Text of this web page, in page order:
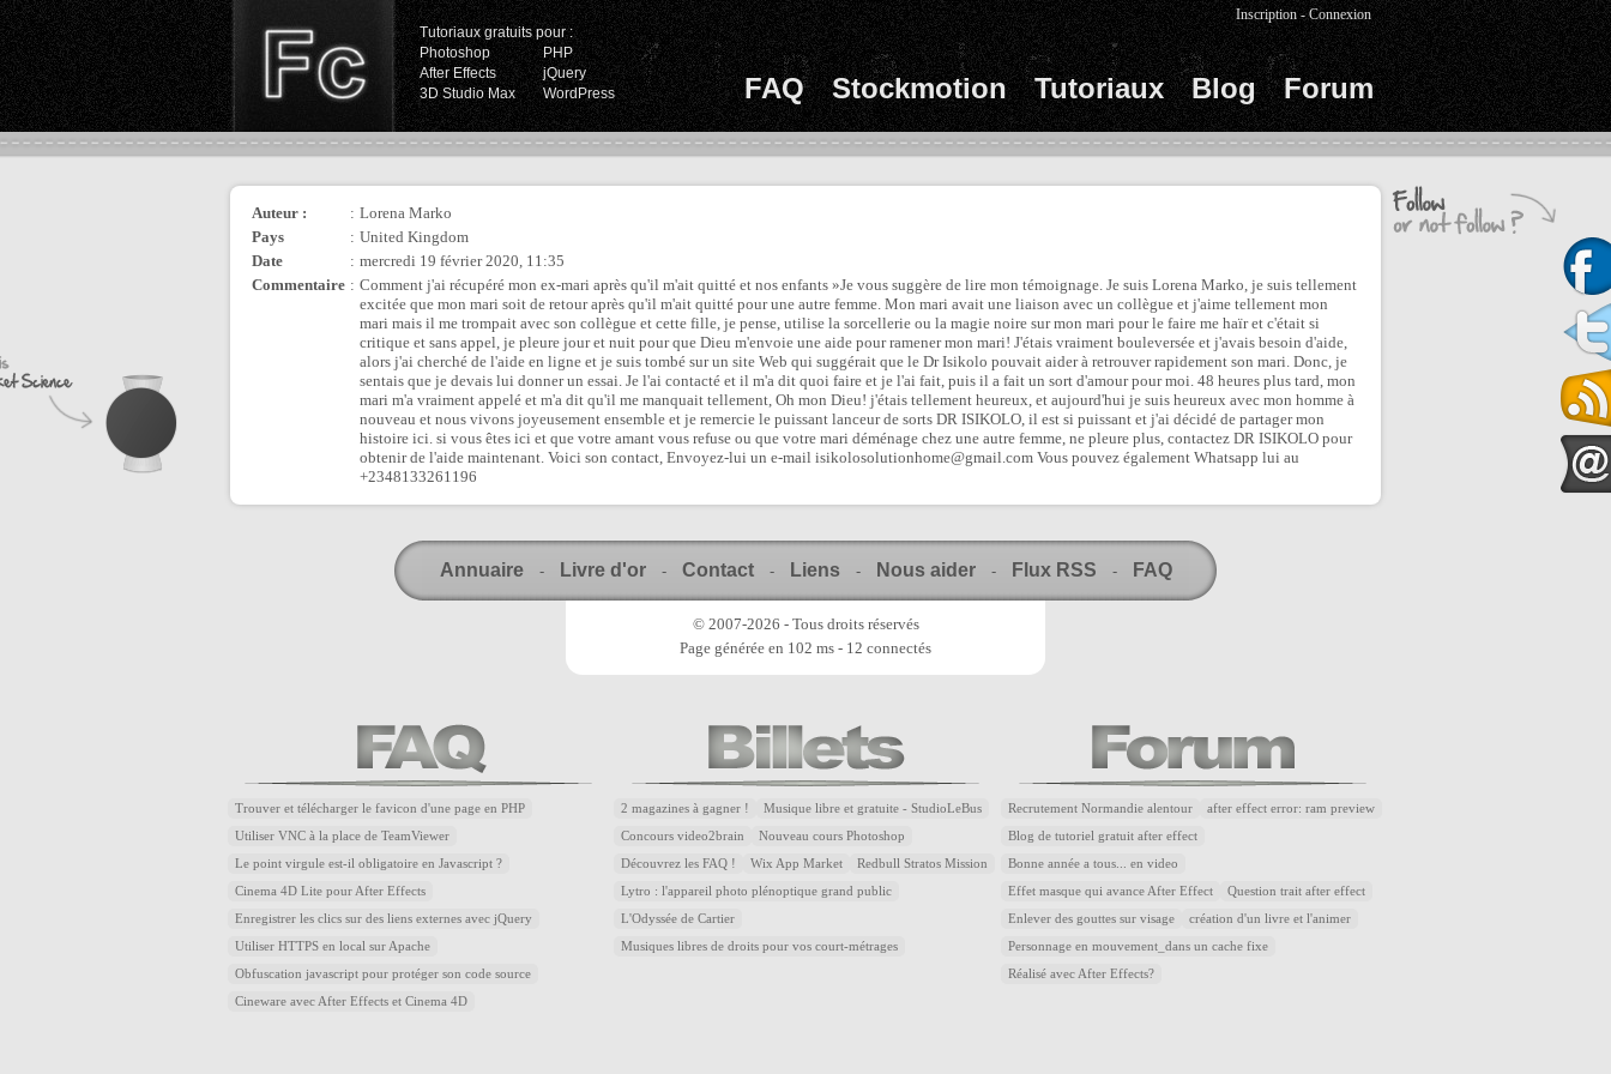
Tutoriaux gratuits pour :
Photoshop
PHP
After Effects
jQuery
3D Studio Max
WordPress FAQ Stockmotion Tutoriaux Blog Forum
Inscription -Connexion
Auteur : : Lorena Marko
Pays
: United Kingdom
Date
: mercredi 19 février 2020, 11:35
Commentaire : Comment j'ai récupéré mon ex-mari après qu'il m'ait quitté et nos enfants »Je vous suggère de lire mon témoignage. Je suis Lorena Marko, je suis tellement
excitée que mon mari soit de retour après qu'il m'ait quitté pour une autre femme. Mon mari avait une liaison avec un collègue et j'aime tellement mon
mari mais il me trompait avec son collègue et cette fille, je pense, utilise la sorcellerie ou la magie noire sur mon mari pour le faire me haïr et c'était si
critique et sans appel, je pleure jour et nuit pour que Dieu m'envoie une aide pour ramener mon mari! J'étais vraiment bouleversée et j'avais besoin d'aide,
alors j'ai cherché de l'aide en ligne et je suis tombé sur un site Web qui suggérait que le Dr Isikolo pouvait aider à retrouver rapidement son mari. Donc, je
sentais que je devais lui donner un essai. Je l'ai contacté et il m'a dit quoi faire et je l'ai fait, puis il a fait un sort d'amour pour moi. 48 heures plus tard, mon
mari m'a vraiment appelé et m'a dit qu'il me manquait tellement, Oh mon Dieu! j'étais tellement heureux, et aujourd'hui je suis heureux avec mon homme à
nouveau et nous vivons joyeusement ensemble et je remercie le puissant lanceur de sorts DR ISIKOLO, il est si puissant et j'ai décidé de partager mon
histoire ici. si vous êtes ici et que votre amant vous refuse ou que votre mari déménage chez une autre femme, ne pleure plus, contactez DR ISIKOLO pour
obtenir de l'aide maintenant. Voici son contact, Envoyez-lui un e-mail isikolosolutionhome@gmail.com Vous pouvez également Whatsapp lui au
+2348133261196
Annuaire - Livre d'or - Contact - Liens - Nous aider - Flux RSS - FAQ
© 2007-2026 - Tous droits réservés
Page générée en 102 ms - 12 connectés
Trouver et télécharger le favicon d'une page en PHP
Utiliser VNC à la place de TeamViewer
Le point virgule est-il obligatoire en Javascript ?
Cinema 4D Lite pour After Effects
Enregistrer les clics sur des liens externes avec jQuery
Utiliser HTTPS en local sur Apache
Obfuscation javascript pour protéger son code source
Cineware avec After Effects et Cinema 4D
2 magazines à gagner ! Musique libre et gratuite - StudioLeBus
Concours video2brain Nouveau cours Photoshop
Découvrez les FAQ ! Wix App Market Redbull Stratos Mission
Lytro : l'appareil photo plénoptique grand public
L'Odyssée de Cartier
Musiques libres de droits pour vos court-métrages
Recrutement Normandie alentour after effect error: ram preview
Blog de tutoriel gratuit after effect
Bonne année a tous... en video
Effet masque qui avance After Effect Question trait after effect
Enlever des gouttes sur visage création d'un livre et l'animer
Personnage en mouvement_dans un cache fixe
Réalisé avec After Effects?